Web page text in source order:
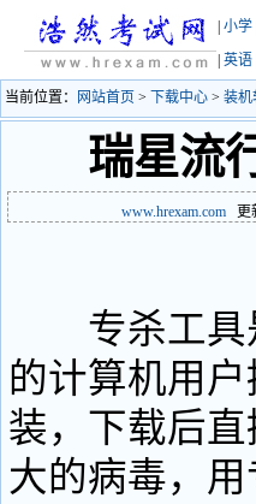
小学
英语
当前位置： 网站首页 > 下载中心 > 装机
瑞星流
www.hrexam.com 更
专杀工具
的计算机用
装，下载后
大的病毒，